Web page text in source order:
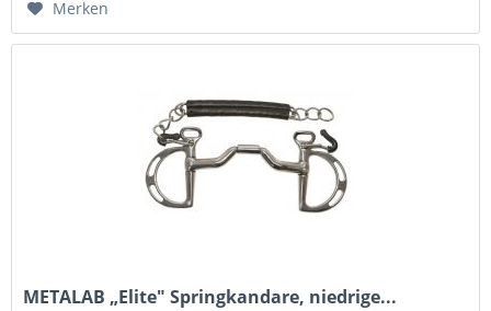
Merken
METALAB „Elite" Springkandare, niedrige...